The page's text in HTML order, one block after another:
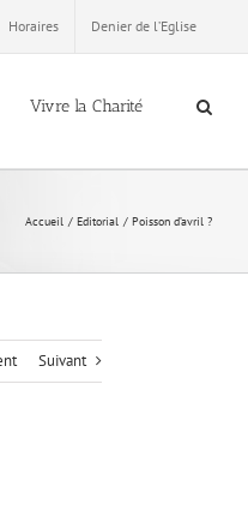
Horaires Denier de l’Eglise
Vivre la Charité
Accueil Editorial Poisson d’avril ?
Suivant